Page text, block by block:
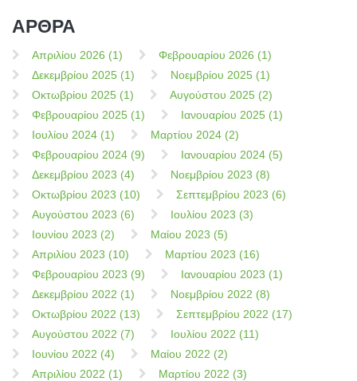
ΑΡΘΡΑ
Απριλίου 2026 (1)
Φεβρουαρίου 2026 (1)
Δεκεμβρίου 2025 (1)
Νοεμβρίου 2025 (1)
Οκτωβρίου 2025 (1)
Αυγούστου 2025 (2)
Φεβρουαρίου 2025 (1)
Ιανουαρίου 2025 (1)
Ιουλίου 2024 (1)
Μαρτίου 2024 (2)
Φεβρουαρίου 2024 (9)
Ιανουαρίου 2024 (5)
Δεκεμβρίου 2023 (4)
Νοεμβρίου 2023 (8)
Οκτωβρίου 2023 (10)
Σεπτεμβρίου 2023 (6)
Αυγούστου 2023 (6)
Ιουλίου 2023 (3)
Ιουνίου 2023 (2)
Μαίου 2023 (5)
Απριλίου 2023 (10)
Μαρτίου 2023 (16)
Φεβρουαρίου 2023 (9)
Ιανουαρίου 2023 (1)
Δεκεμβρίου 2022 (1)
Νοεμβρίου 2022 (8)
Οκτωβρίου 2022 (13)
Σεπτεμβρίου 2022 (17)
Αυγούστου 2022 (7)
Ιουλίου 2022 (11)
Ιουνίου 2022 (4)
Μαίου 2022 (2)
Απριλίου 2022 (1)
Μαρτίου 2022 (3)